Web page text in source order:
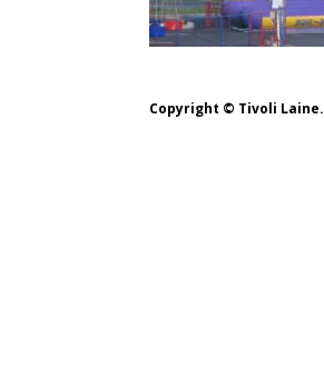
Copyright © Tivoli Laine.